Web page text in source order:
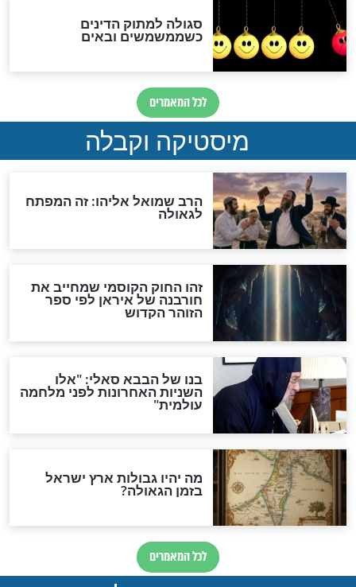
לכל המאמרים
אחרית הימים
האם אפשר לחשב את הקץ?
מה יהיה בימות המשיח?
"לפני הגאולה תהיה אפיקורסות
והכחשה גדולה מאוד של
האמונה"
האם לאחר בוא המשיח יהיה
אפשר לחזור בתשובה?